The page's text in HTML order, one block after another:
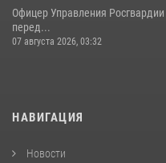
Офицер Управления
перед...
07 августа 2026, 03:32
НАВИГАЦИЯ
Новости